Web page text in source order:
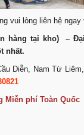
vui lòng liên hệ ngay
hàng tại kho) –
nhất.
Diễn, Nam Từ
Miễn phí Toàn Quốc